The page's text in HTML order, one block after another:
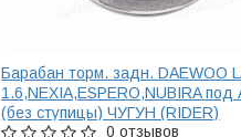
Барабан торм. задн. DAEWOO
1.6,NEXIA,ESPERO,NUBIRA под
(без ступицы) ЧУГУН (RIDER)
0 отзывов